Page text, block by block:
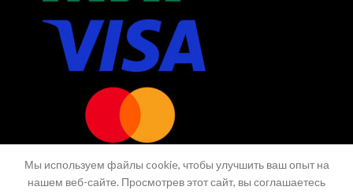
Мы используем файлы cookie, чтобы улучшить ваш опыт на
нашем веб-сайте. Просмотрев этот сайт, вы соглашаетесь